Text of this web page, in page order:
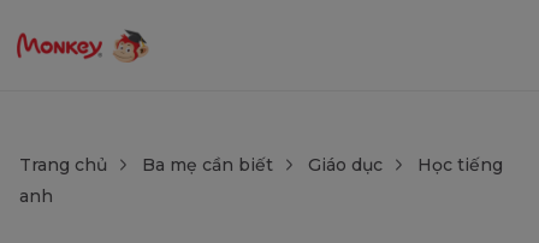
Trang chủ Ba mẹ cần biết Giáo dục
Học tiếng
anh